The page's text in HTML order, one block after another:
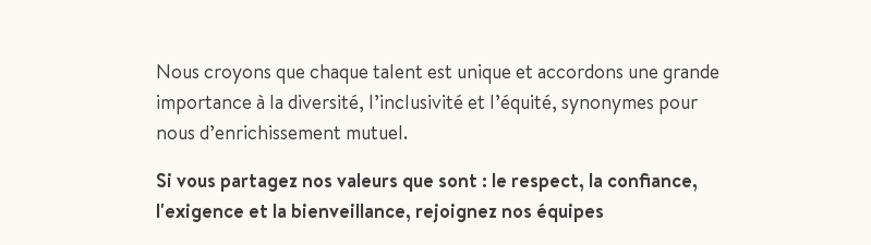
Nous croyons que chaque talent est unique et accordons une grande
importance à la diversité, l’inclusivité et l’équité, synonymes pour
nous d’enrichissement mutuel.
Si vous partagez nos valeurs que sont : le respect, la confiance,
l'exigence et la bienveillance, rejoignez nos équipes